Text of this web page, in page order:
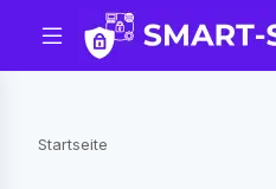
Startseite